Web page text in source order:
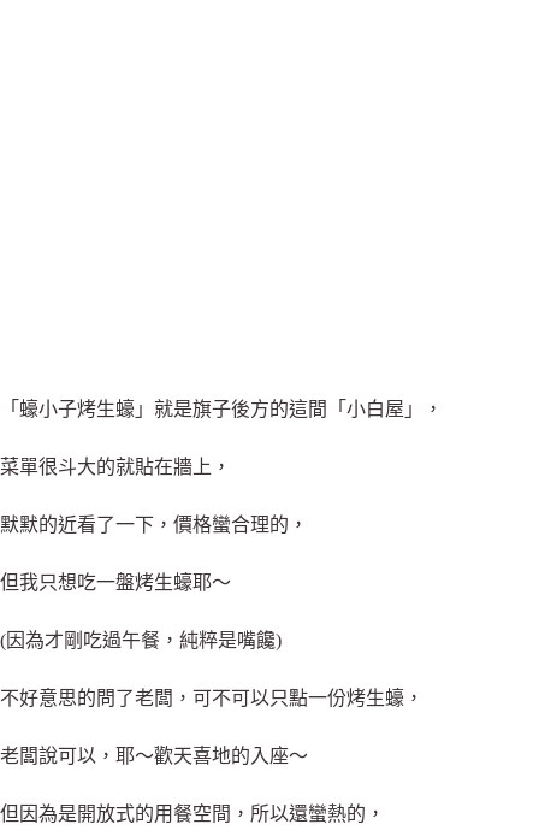
「蠔小子烤生蠔」就是旗子後方的這間「小白屋」，
菜單很斗大的就貼在牆上，
默默的近看了一下，價格蠻合理的，
但我只想吃一盤烤生蠔耶～
(因為才剛吃過午餐，純粹是嘴饞)
不好意思的問了老闆，可不可以只點一份烤生蠔，
老闆說可以，耶～歡天喜地的入座～
但因為是開放式的用餐空間，所以還蠻熱的，